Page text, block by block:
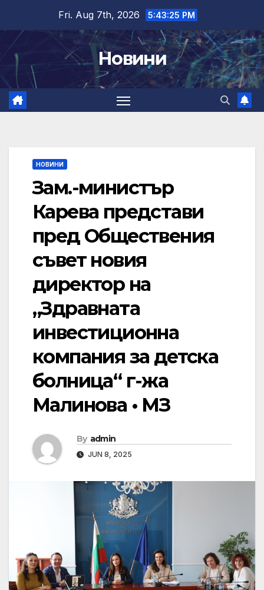
content
Fri. Aug 7th, 2026 5:43:25 PM
Новини
НОВИНИ
Зам.-министър
Карева представи
пред Обществения
съвет новия
директор на
„Здравната
инвестиционна
компания за детска
болница“ г-жа
Малинова • МЗ
By admin
JUN 8, 2025